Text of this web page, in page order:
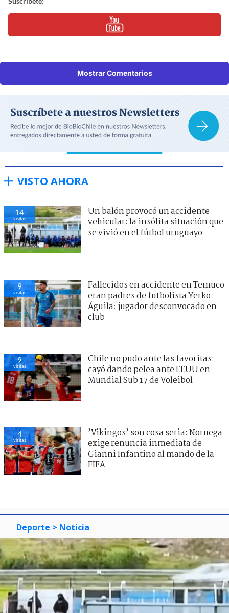
Mostrar Comentarios
VISTO AHORA
14
visitas
Un balón provocó un accidente
vehicular: la insólita situación que
se vivió en el fútbol uruguayo
9
visitas
Fallecidos en accidente en Temuco
eran padres de futbolista Yerko
Águila: jugador desconvocado en
club
9
visitas
Chile no pudo ante las favoritas:
cayó dando pelea ante EEUU en
Mundial Sub 17 de Voleibol
4
visitas
’Vikingos’ son cosa seria: Noruega
exige renuncia inmediata de
Gianni Infantino al mando de la
FIFA
Deporte > Noticia